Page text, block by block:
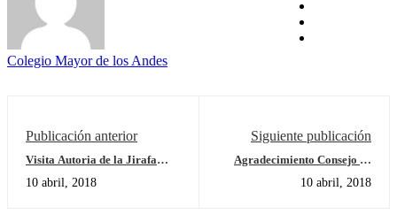
Colegio Mayor de los Andes
Publicación anterior
Visita Autoria de la Jirafa
10 abril, 2018
Siguiente publicación
Agradecimiento Consejo de
colaborar
10 abril, 2018